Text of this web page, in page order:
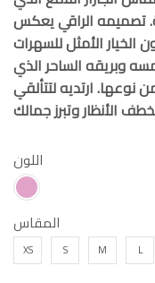
تصميمه الراقي يعكس
الأمثل للسهرات
وبريقه الساحر الذي
نوعها. ارتديه لتتألقي
اللون
المقاس
XS S M L